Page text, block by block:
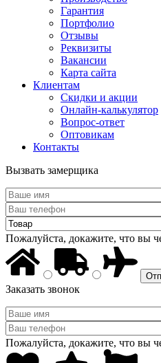
Гарантия
Портфолио
Отзывы
Реквизиты
Вакансии
Карта сайта
Клиентам
Скидки и акции
Онлайн-калькулятор
Вопрос-ответ
Оптовикам
Контакты
Вызвать замерщика
Пожалуйста, докажите, что вы
Заказать звонок
Пожалуйста, докажите, что вы